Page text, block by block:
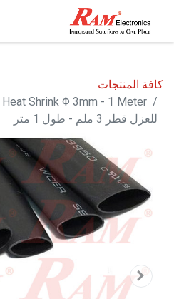
كافة المنتجات
للعزل قطر 3 ملم - طول 1 متر